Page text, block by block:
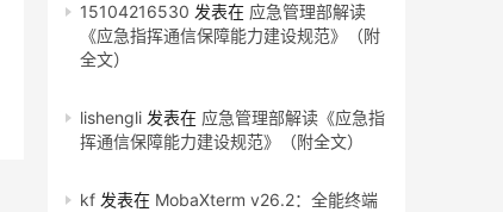
15104216530 发表在 应急管理部解读
《应急指挥通信保障能力建设规范》（附
全文）
lishengli 发表在 应急管理部解读《应急指
挥通信保障能力建设规范》（附全文）
kf 发表在 MobaXterm v26.2：全能终端